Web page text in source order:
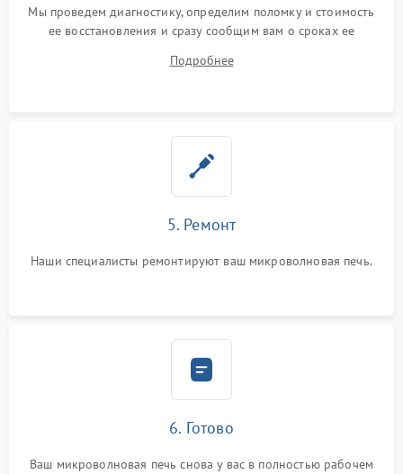
Мы проведем диагностику, определим поломку и стоимость
ее восстановления и сразу сообщим вам о сроках ее
Подробнее
5. Ремонт
Наши специалисты ремонтируют ваш микроволновая печь.
6. Готово
Ваш микроволновая печь снова у вас в полностью рабочем